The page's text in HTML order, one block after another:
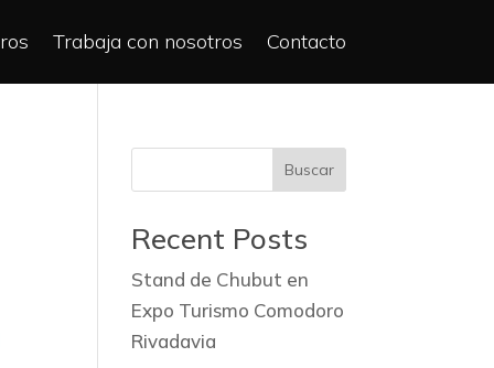
Trabaja con nosotros Contacto
Buscar
Recent Posts
Stand de Chubut en
Expo Turismo Comodoro
Rivadavia